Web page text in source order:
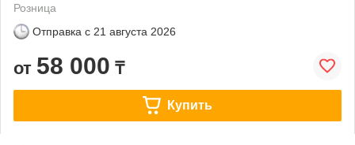
Розница
Отправка с 21 августа 2026
от 58 000 ₸
Купить